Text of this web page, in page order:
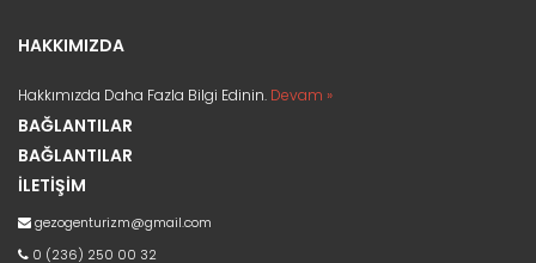
HAKKIMIZDA
Hakkımızda Daha Fazla Bilgi Edinin. Devam »
BAĞLANTILAR
BAĞLANTILAR
İLETİŞİM
gezogenturizm@gmail.com
0 (236) 250 00 32